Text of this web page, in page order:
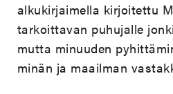
alkukirjaimella kirjoitettu
tarkoittavan puhujalle
mutta minuuden
minän ja maailman